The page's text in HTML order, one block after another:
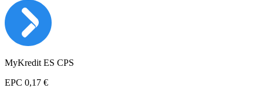
MyKredit ES CPS
EPC 0,17 €